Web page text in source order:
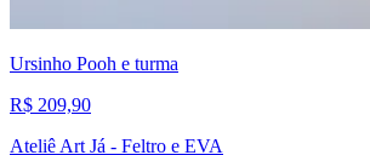
Ursinho Pooh e turma
R$ 209,90
Ateliê Art Já - Feltro e EVA